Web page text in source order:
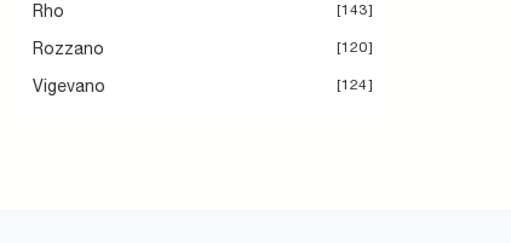
Rho 143
Rozzano 120
Vigevano 124